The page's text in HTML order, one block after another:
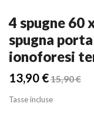
4 spugne 60
spugna
ionoforesi
13,90 €15,90 €
Tasse incluse